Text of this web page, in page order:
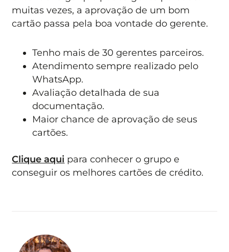
muitas vezes, a aprovação de um bom
cartão passa pela boa vontade do gerente.
Tenho mais de 30 gerentes parceiros.
Atendimento sempre realizado pelo
WhatsApp.
Avaliação detalhada de sua
documentação.
Maior chance de aprovação de seus
cartões.
Clique aqui para conhecer o grupo e
conseguir os melhores cartões de crédito.